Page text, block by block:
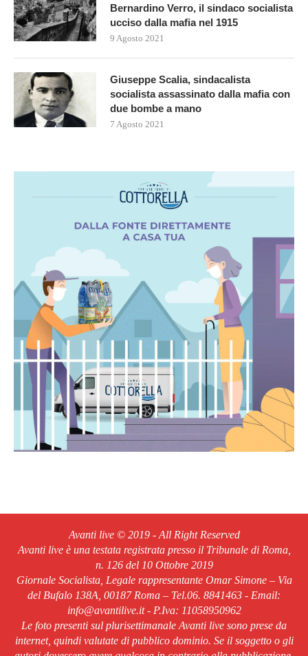
Bernardino Verro, il sindaco socialista
ucciso dalla mafia nel 1915
9 Agosto 2021
Giuseppe Scalia, sindacalista
socialista assassinato dalla mafia con
due bombe a mano
7 Agosto 2021
Avanti live © 2019 - All Right Reserved
Avanti live è una testata registrata presso il Tribunale di Roma,
n. 126 del 10 Ottobre 2019
Giornale Socialista, Legale rappresentante Omar Simone – Via
del Bufalo 138A, 00187 Roma – Tel.06. 8841463 - Email:
info@avantilive.it - P.Iva: 11058950962
Le foto presenti sul plurisettimanale Avanti live sono prese da
internet, quindi valutate di pubblico dominio. Se il soggetto o gli